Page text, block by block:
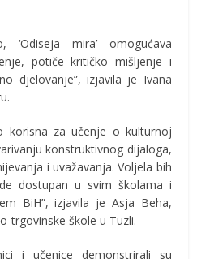
‘Odiseja mira’ omogućava
potiče kritičko mišljenje i
djelovanje”, izjavila je Ivana
korisna za učenje o kulturnoj
konstruktivnog dijaloga,
i uvažavanja. Voljela bih
dostupan u svim školama i
BiH”, izjavila je Asja Beha,
trgovinske škole u Tuzli.
i učenice demonstrirali su